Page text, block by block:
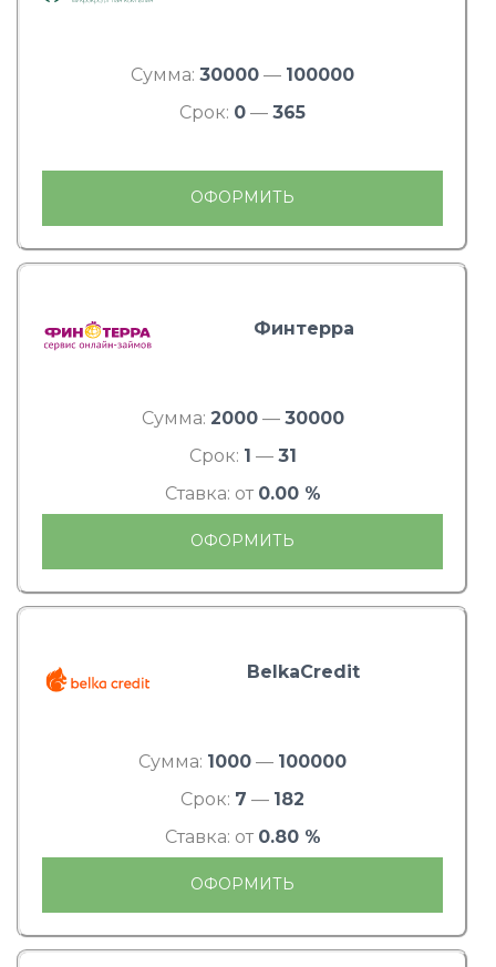
Сумма: 30000 — 100000
Срок: 0 — 365
ОФОРМИТЬ
Финтерра
Сумма: 2000— 30000
Срок: 1 — 31
Ставка: от 0.00 %
ОФОРМИТЬ
BelkaCredit
Сумма: 1000 — 100000
Срок: 7 — 182
Ставка: от 0.80 %
ОФОРМИТЬ